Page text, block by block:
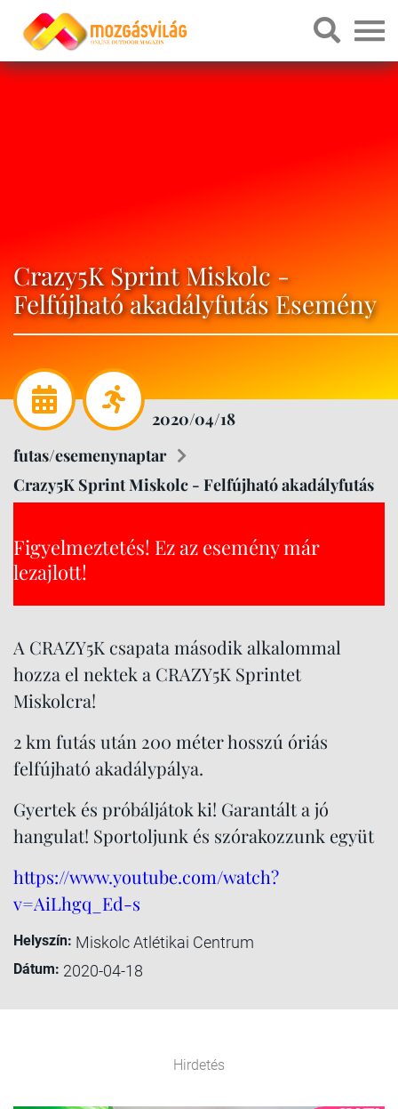
Crazy5K Sprint Miskolc -
Felfújható akadályfutás Esemény
2020/04/18
futas/esemenynaptar
Crazy5K Sprint Miskolc - Felfújható akadályfutás
Figyelmeztetés! Ez az esemény már
lezajlott!
A CRAZY5K csapata második alkalommal
hozza el nektek a CRAZY5K Sprintet
Miskolcra!
2 km futás után 200 méter hosszú óriás
felfújható akadálypálya.
Gyertek és próbáljátok ki! Garantált a jó
hangulat! Sportoljunk és szórakozzunk együt
https://www.youtube.com/watch?
v=AiLhgq_Ed-s
Helyszín: Miskolc Atlétikai Centrum
Dátum: 2020-04-18
Hirdetés